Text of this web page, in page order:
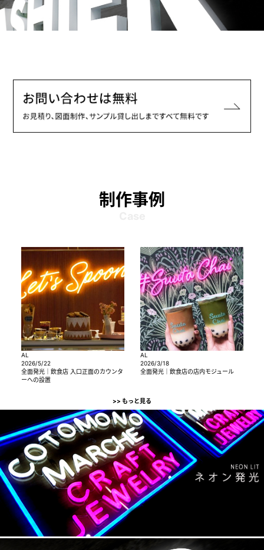
制作事例
AL
2026/5/22
全面発光｜飲食店 入口正面のカウンタ
ーへの設置
AL
2026/3/18
全面発光｜飲食店の店内モジュール
>> もっと見る